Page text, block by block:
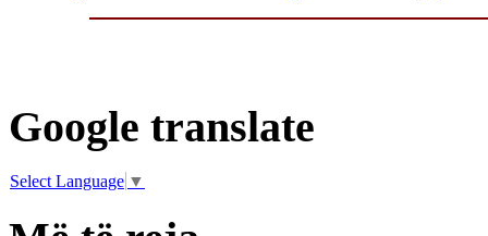
Google translate
Select Language ▼